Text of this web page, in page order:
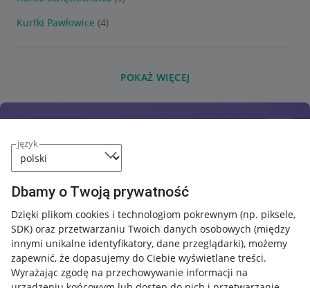
język
Dbamy o Twoją prywatność
Dzięki plikom cookies i technologiom pokrewnym (np. piksele,
SDK) oraz przetwarzaniu Twoich danych osobowych (między
innymi unikalne identyfikatory, dane przeglądarki), możemy
zapewnić, że dopasujemy do Ciebie wyświetlane treści.
Wyrażając zgodę na przechowywanie informacji na
Kurtki Pawłowice (4)
POKAŻ WIĘCEJ